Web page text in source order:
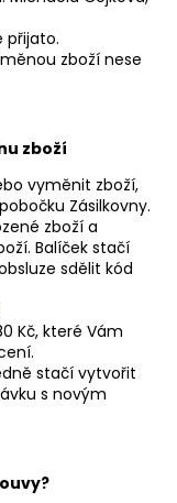
přijato.
zboží nese
zboží
vyměnit zboží,
Zásilkovny.
zboží a
Balíček stačí
sdělit kód
Kč, které Vám
stačí vytvořit
s novým